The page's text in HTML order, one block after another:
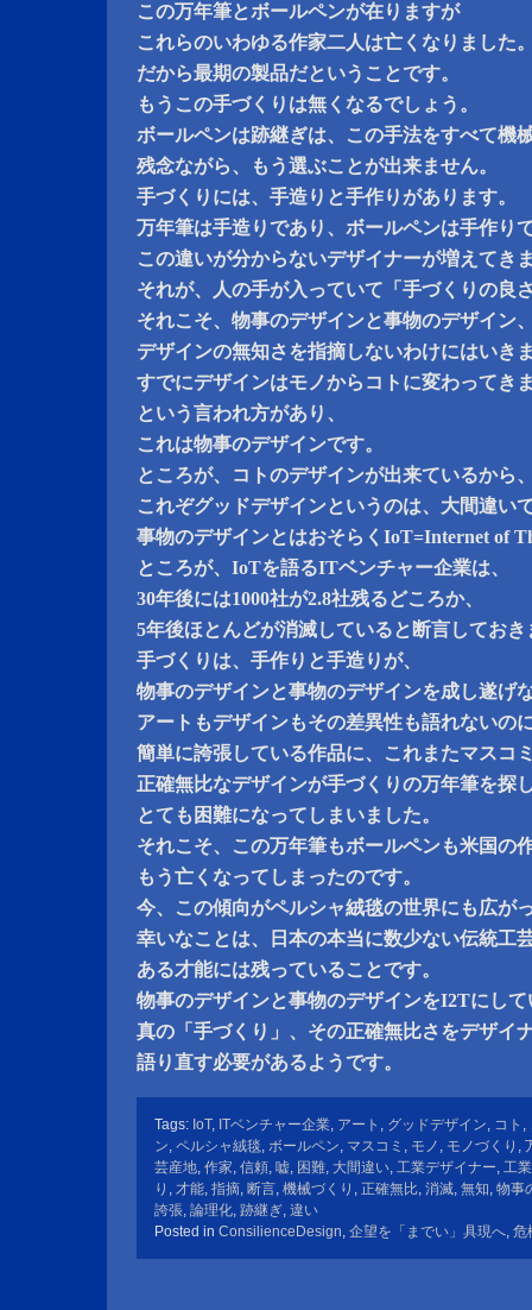
この万年筆とボールペンが在りますが
これらのいわゆる作家二人は亡くなりました
だから最期の製品だということです。
もうこの手づくりは無くなるでしょう。
ボールペンは跡継ぎは、この手法をすべて機
残念ながら、もう選ぶことが出来ません。
手づくりには、手造りと手作りがあります。
万年筆は手造りであり、ボールペンは手作り
この違いが分からないデザイナーが増えてき
それが、人の手が入っていて「手づくりの良
それこそ、物事のデザインと事物のデザイン
デザインの無知さを指摘しないわけにはいき
すでにデザインはモノからコトに変わってき
という言われ方があり、
これは物事のデザインです。
ところが、コトのデザインが出来ているから
これぞグッドデザインというのは、大間違い
事物のデザインとはおそらくIoT=Internet of
ところが、IoTを語るITベンチャー企業は、
30年後には1000社が2.8社残るどころか、
5年後ほとんどが消滅していると断言しておき
手づくりは、手作りと手造りが、
物事のデザインと事物のデザインを成し遂げ
アートもデザインもその差異性も語れないの
簡単に誇張している作品に、これまたマスコ
正確無比なデザインが手づくりの万年筆を探
とても困難になってしまいました。
それこそ、この万年筆もボールペンも米国の
もう亡くなってしまったのです。
今、この傾向がペルシャ絨毯の世界にも広が
幸いなことは、日本の本当に数少ない伝統工
ある才能には残っていることです。
物事のデザインと事物のデザインをI2Tにし
真の「手づくり」、その正確無比さをデザイ
語り直す必要があるようです。
Tags: IoT, ITベンチャー企業, アート , グッドデザイン, コト ,
ン, ペルシャ絨毯, ボールペン, マスコミ , モノ , モノづくり ,
芸産地, 作家, 信頼, 嘘, 困難, 大間違い, 工業デザイナー, 工
り , 才能, 指摘, 断言, 機械づくり , 正確無比, 消滅, 無知, 物事
誇張, 論理化, 跡継ぎ, 違い
Posted in ConsilienceDesign, 企望を「までい」具現へ, 危